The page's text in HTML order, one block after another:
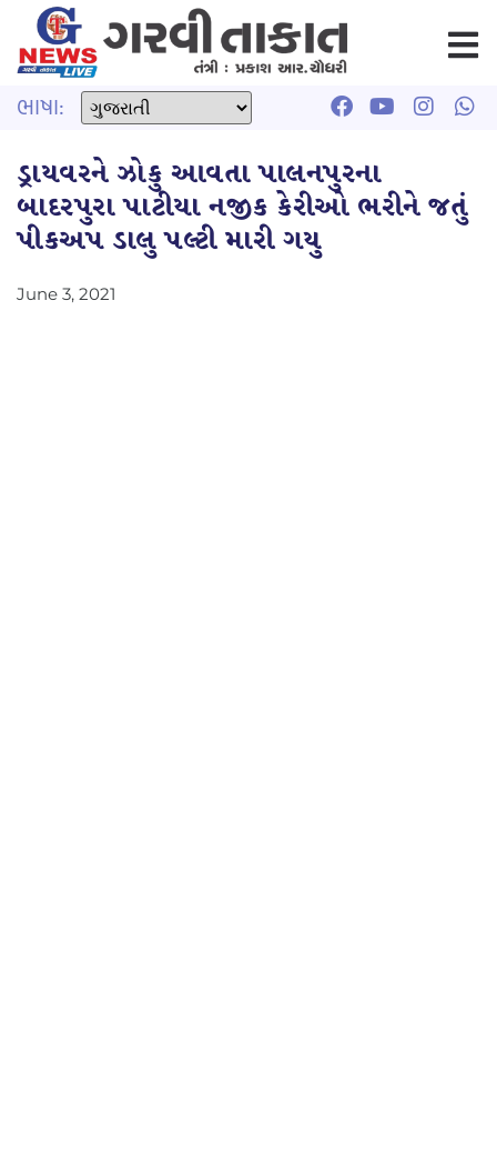
ભાષા:
ડ્રાયવરને ઝોકુ આવતા પાલનપુરના
બાદરપુરા પાટીયા નજીક કેરીઓ ભરીને જતું
પીકઅપ ડાલુ પલ્ટી મારી ગયુ
June 3, 2021